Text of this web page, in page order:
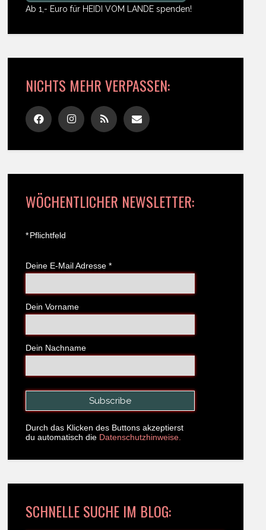
Ab 1,- Euro für HEIDI VOM LANDE spenden!
NICHTS MEHR VERPASSEN:
WÖCHENTLICHER NEWSLETTER:
*Pflichtfeld
Deine E-Mail Adresse *
Dein Vorname
Dein Nachname
Durch das Klicken des Buttons akzeptierst
du automatisch die Datenschutzhinweise.
SCHNELLE SUCHE IM BLOG: